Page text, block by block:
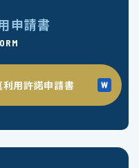
申請書
用許諾申請書